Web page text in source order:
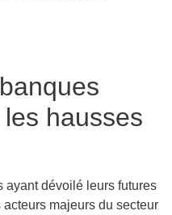
hausses
ayant dévoilé leurs futures
majeurs du secteur